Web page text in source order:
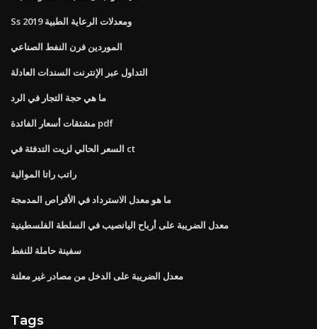
Ss ومعدلات الرعاية الطبية 2019
الموردين فرن النفط الصناعي
التداول عبر الإنترنت السندات العادلة
ما هي حجة التجار في الرد
مشتقات أسعار الفائدة pdf
السعر الحالي لزيت التدفئة في ct
راتب راتا الموالية
ما هو معدل الاسترداد في الأقراص المدمجة
معدل الضريبة على أرباح اليانصيب في السلطة الفلسطينية
سفينة حاملة للنفط
معدل الضريبة على الدخل من مصادر غير معلنة
Tags